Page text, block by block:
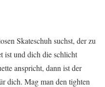
Skateschuh suchst, der zu
ist und dich die schlicht
anspricht, dann ist der
dich. Mag man den tighten